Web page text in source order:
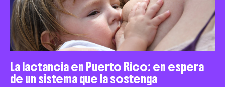
La lactancia en Puerto Rico: en espera
de un sistema que la sostenga